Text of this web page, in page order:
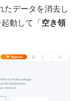
たデータを消去し
動して「空き領